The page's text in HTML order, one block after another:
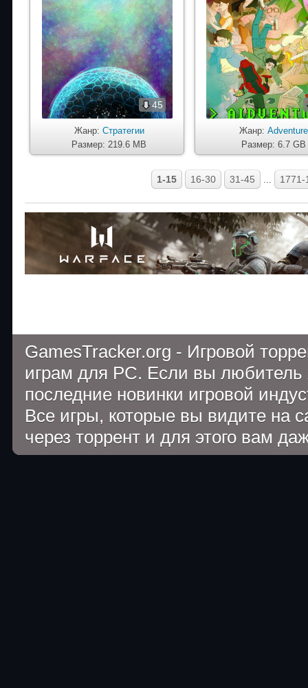
45
Жанр: Стратегии
Размер: 219.6 MB
Жанр:Adventure
Размер: 6.7 GB
1-15 16-30 31-45 1771-
GamesTracker.org - Игровой
играм для PC. Если вы
последние новинки игровой
Все игры, которые вы видите на
через торрент и для этого вам